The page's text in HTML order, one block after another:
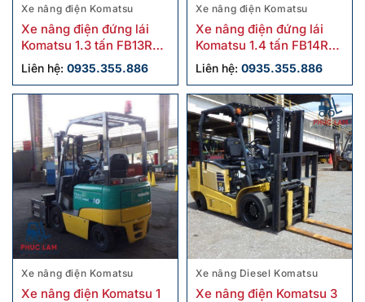
Xe nâng điện Komatsu
Xe nâng điện đứng lái
Komatsu 1.3 tấn FB13RS-
15 cũ giá tốt
Liên hệ: 0935.355.886
Xe nâng điện Komatsu
Xe nâng điện đứng lái
Komatsu 1.4 tấn FB14RL-
15 cũ
Liên hệ: 0935.355.886
Xe nâng điện Komatsu
Xe nâng điện Komatsu 1
Xe nâng Diesel Komatsu
Xe nâng điện Komatsu 3